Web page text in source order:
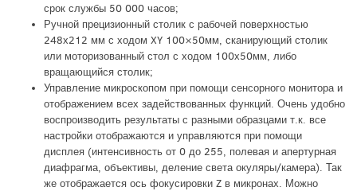
срок службы 50 000 часов;
Ручной прецизионный столик с рабочей поверхностью
248х212 мм с ходом XY 100×50мм, сканирующий столик
или моторизованный стол с ходом 100х50мм, либо
вращающийся столик;
Управление микроскопом при помощи сенсорного монитора и
отображением всех задействованных функций. Очень удобно
воспроизводить результаты с разными образцами т.к. все
настройки отображаются и управляются при помощи
дисплея (интенсивность от 0 до 255, полевая и апертурная
диафрагма, объективы, деление света окуляры/камера). Так
же отображается ось фокусировки Z в микронах. Можно